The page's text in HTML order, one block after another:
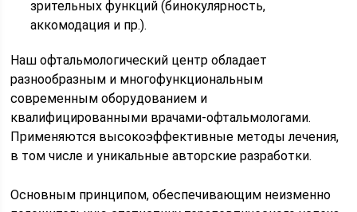
зрительных функций (бинокулярность,
аккомодация и пр.).
Наш офтальмологический центр обладает
разнообразным и многофункциональным
современным оборудованием и
квалифицированными врачами-офтальмологами.
Применяются высокоэффективные методы лечения,
в том числе и уникальные авторские разработки.
Основным принципом, обеспечивающим неизменно